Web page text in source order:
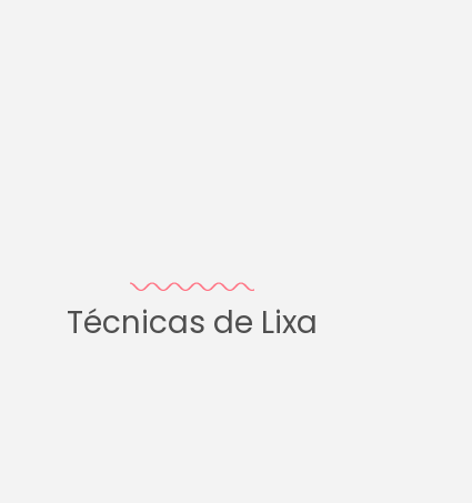
Técnicas de Lixa